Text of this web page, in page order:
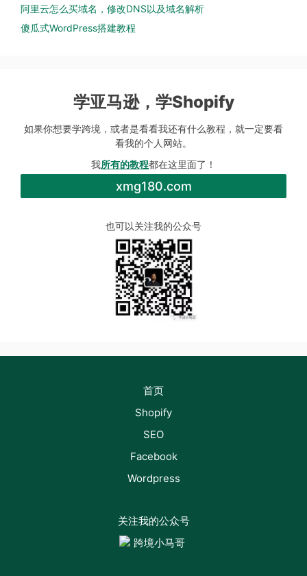
阿里云怎么买域名，修改DNS以及域名解析
傻瓜式WordPress搭建教程
学亚马逊，学Shopify
如果你想要学跨境，或者是看看我还有什么教程，就一定要看
看我的个人网站。
我所有的教程都在这里面了！
xmg180.com
也可以关注我的公众号
首页
Shopify
SEO
Facebook
Wordpress
关注我的公众号